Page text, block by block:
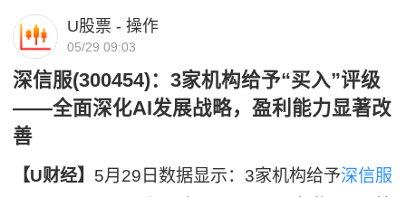
U股票 - 操作
05/29 09:03
深信服(300454)：3家机构给予“买入”评级
——全面深化AI发展战略，盈利能力显著改
善
【U财经】 5月29日数据显示：3家机构给予深信服